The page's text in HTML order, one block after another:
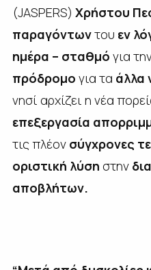
(JASPERS) Χρήστου
παραγόντωντου εν
ημέρα – σταθμό για
πρόδρομο για τα άλλα
νησί αρχίζει η νέα
επεξεργασία
τις πλέον σύγχρονες
οριστική λύση στην
αποβλήτων.